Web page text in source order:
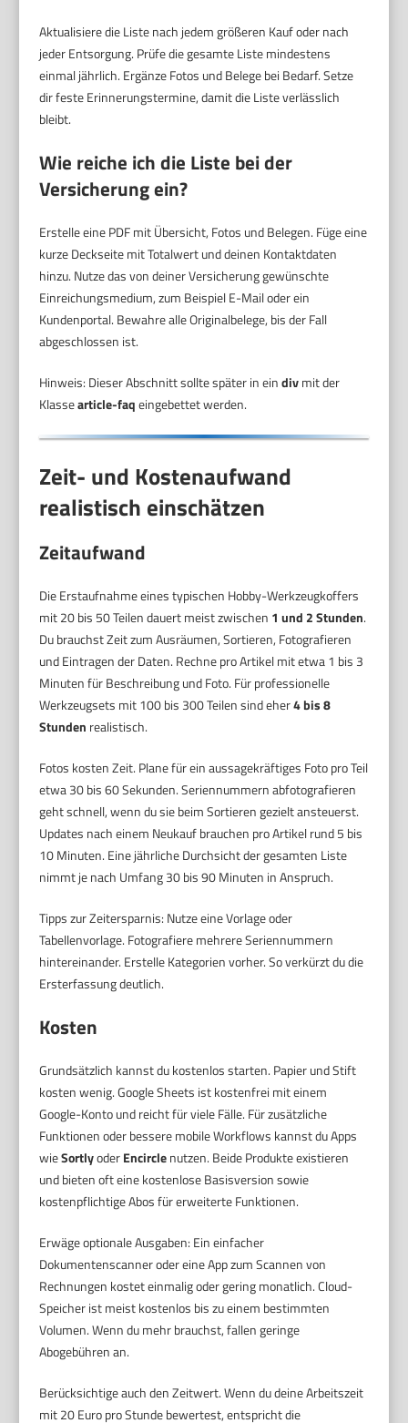
Aktualisiere die Liste nach jedem größeren Kauf oder nach
jeder Entsorgung. Prüfe die gesamte Liste mindestens
einmal jährlich. Ergänze Fotos und Belege bei Bedarf. Setze
dir feste Erinnerungstermine, damit die Liste verlässlich
bleibt.
Wie reiche ich die Liste bei der
Versicherung ein?
Erstelle eine PDF mit Übersicht, Fotos und Belegen. Füge eine
kurze Deckseite mit Totalwert und deinen Kontaktdaten
hinzu. Nutze das von deiner Versicherung gewünschte
Einreichungsmedium, zum Beispiel E-Mail oder ein
Kundenportal. Bewahre alle Originalbelege, bis der Fall
abgeschlossen ist.
Hinweis: Dieser Abschnitt sollte später in eindivmit der
Klassearticle-faqeingebettet werden.
Zeit- und Kostenaufwand
realistisch einschätzen
Zeitaufwand
Die Erstaufnahme eines typischen Hobby-Werkzeugkoffers
mit 20 bis 50 Teilen dauert meist zwischen 1 und 2 Stunden.
Du brauchst Zeit zum Ausräumen, Sortieren, Fotografieren
und Eintragen der Daten. Rechne pro Artikel mit etwa 1 bis 3
Minuten für Beschreibung und Foto. Für professionelle
Werkzeugsets mit 100 bis 300 Teilen sind eher4 bis 8
Stunden realistisch.
Fotos kosten Zeit. Plane für ein aussagekräftiges Foto pro Teil
etwa 30 bis 60 Sekunden. Seriennummern abfotografieren
geht schnell, wenn du sie beim Sortieren gezielt ansteuerst.
Updates nach einem Neukauf brauchen pro Artikel rund 5 bis
10 Minuten. Eine jährliche Durchsicht der gesamten Liste
nimmt je nach Umfang 30 bis 90 Minuten in Anspruch.
Tipps zur Zeitersparnis: Nutze eine Vorlage oder
Tabellenvorlage. Fotografiere mehrere Seriennummern
hintereinander. Erstelle Kategorien vorher. So verkürzt du die
Ersterfassung deutlich.
Kosten
Grundsätzlich kannst du kostenlos starten. Papier und Stift
kosten wenig. Google Sheets ist kostenfrei mit einem
Google-Konto und reicht für viele Fälle. Für zusätzliche
Funktionen oder bessere mobile Workflows kannst du Apps
wieSortlyoderEncirclenutzen. Beide Produkte existieren
und bieten oft eine kostenlose Basisversion sowie
kostenpflichtige Abos für erweiterte Funktionen.
Erwäge optionale Ausgaben: Ein einfacher
Dokumentenscanner oder eine App zum Scannen von
Rechnungen kostet einmalig oder gering monatlich. Cloud-
Speicher ist meist kostenlos bis zu einem bestimmten
Volumen. Wenn du mehr brauchst, fallen geringe
Abogebühren an.
Berücksichtige auch den Zeitwert. Wenn du deine Arbeitszeit
mit 20 Euro pro Stunde bewertest, entspricht die